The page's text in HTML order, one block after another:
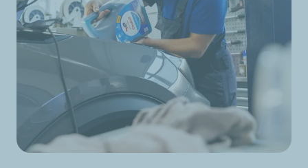
Vous trouverez une gamme complète de lubrifiants pour
transmissions automatiques dans nos gammes
TotalEnergies Fluidmatic et TotalEnergies Fluide. Celles-
ci couvrent les transmissions Dexron, ainsi que les
options DCT et CVT. TotalEnergies Fluide XLD FE est le
choix idéal pour une réduction de la consommation de
carburant, des intervalles de vidange prolongés et des
propriétés antifriction.
consommation de carburant, même lors des
démarrages à froid.
Excellente stabilité en service grâce à un indice de
viscosité élevé.
Grande compatibilité avec les filtres à huile grâce
aux propriétés antimousse.
Options d’économie de carburant pour vous aider à
réduire vos coûts de carburant et à protéger
l’environnement.